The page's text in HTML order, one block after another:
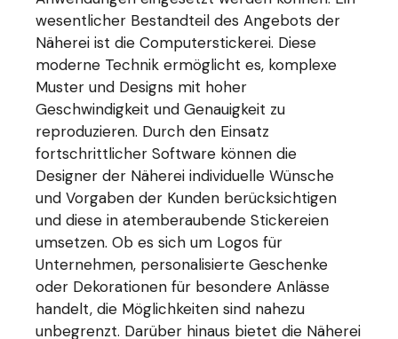
wesentlicher Bestandteil des Angebots der
Näherei ist die Computerstickerei. Diese
moderne Technik ermöglicht es, komplexe
Muster und Designs mit hoher
Geschwindigkeit und Genauigkeit zu
reproduzieren. Durch den Einsatz
fortschrittlicher Software können die
Designer der Näherei individuelle Wünsche
und Vorgaben der Kunden berücksichtigen
und diese in atemberaubende Stickereien
umsetzen. Ob es sich um Logos für
Unternehmen, personalisierte Geschenke
oder Dekorationen für besondere Anlässe
handelt, die Möglichkeiten sind nahezu
unbegrenzt. Darüber hinaus bietet die Näherei